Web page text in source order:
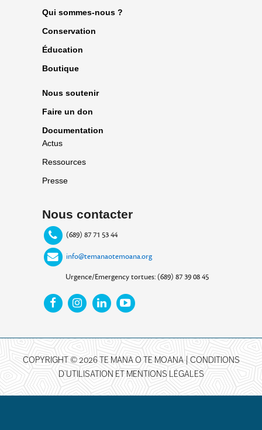
Qui sommes-nous ?
Conservation
Éducation
Boutique
Nous soutenir
Faire un don
Documentation
Actus
Ressources
Presse
Nous contacter
(689) 87 71 53 44
info@temanaotemoana.org
Urgence/Emergency tortues: (689) 87 39 08 45
COPYRIGHT © 2026 TE MANA O TE MOANA |CONDITIONS
D’UTILISATION ET MENTIONS LÉGALES